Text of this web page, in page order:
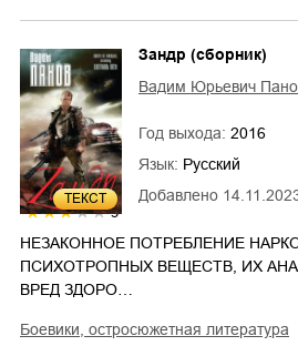
ТЕКСТ
3
Добавлено
Зандр (сборник)
Вадим Юрьевич
Год выхода: 2016
Язык: Русский
НЕЗАКОННОЕ ПОТРЕБЛЕНИЕ
ПСИХОТРОПНЫХ ВЕЩЕСТВ, ИХ
ВРЕД ЗДОРО…
боевики, остросюжетная литература